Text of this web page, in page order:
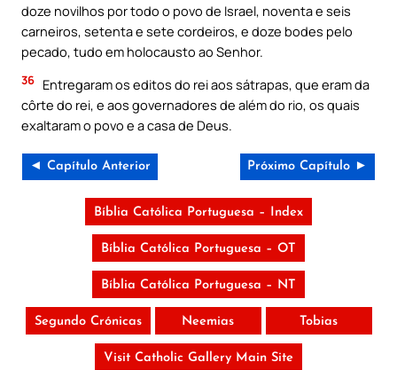
doze novilhos por todo o povo de Israel, noventa e seis
carneiros, setenta e sete cordeiros, e doze bodes pelo
pecado, tudo em holocausto ao Senhor.
36 Entregaram os editos do rei aos sátrapas, que eram da
côrte do rei, e aos governadores de além do rio, os quais
exaltaram o povo e a casa de Deus.
◄ Capítulo Anterior Próximo Capítulo ►
Bíblia Católica Portuguesa – Index
Bíblia Católica Portuguesa – OT
Bíblia Católica Portuguesa – NT
Segundo Crónicas Neemias Tobias
Visit Catholic Gallery Main Site